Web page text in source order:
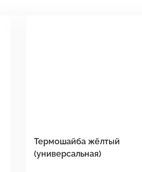
Термошайба жёлтый
(универсальная)